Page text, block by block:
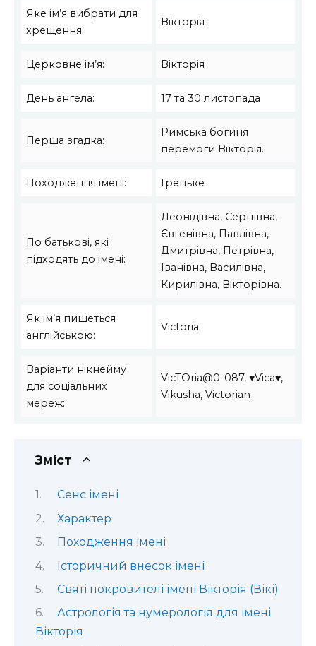
Яке ім’я вибрати для
хрещення:
Вікторія
Церковне ім’я: Вікторія
День ангела: 17 та 30 листопада
Перша згадка:
Римська богиня
перемоги Вікторія.
Походження імені: Грецьке
По батькові, які
підходять до імені:
Леонідівна, Сергіївна,
Євгенівна, Павлівна,
Дмитрівна, Петрівна,
Іванівна, Василівна,
Кирилівна, Вікторівна.
Як ім’я пишеться
англійською:
Victoria
Варіанти нікнейму
для соціальних
мереж:
VicTOria@0-087, ♥Vica♥,
Vikusha, Victorian
Зміст
Сенс імені
Характер
Походження імені
Історичний внесок імені
Святі покровителі імені Вікторія (Вікі)
Астрологія та нумерологія для імені
Вікторія